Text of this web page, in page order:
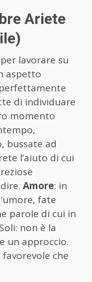
Ariete
lavorare su
aspetto
di individuare
momento
bussate ad
l’aiuto di cui
Amore: in
fate
parole di cui in
non è la
un approccio.
che